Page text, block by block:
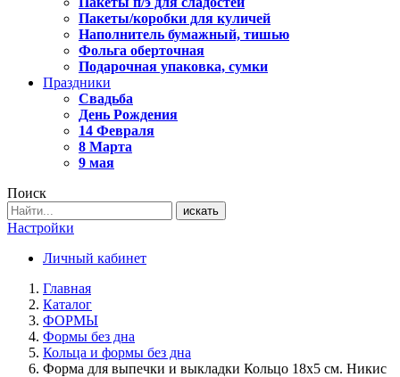
Пакеты/коробки для куличей
Наполнитель бумажный, тишью
Фольга оберточная
Подарочная упаковка, сумки
Праздники
Свадьба
День Рождения
14 Февраля
8 Марта
9 мая
Поиск
искать
Настройки
Личный кабинет
Главная
Каталог
ФОРМЫ
Формы без дна
Кольца и формы без дна
Форма для выпечки и выкладки Кольцо 18х5 см. Никис